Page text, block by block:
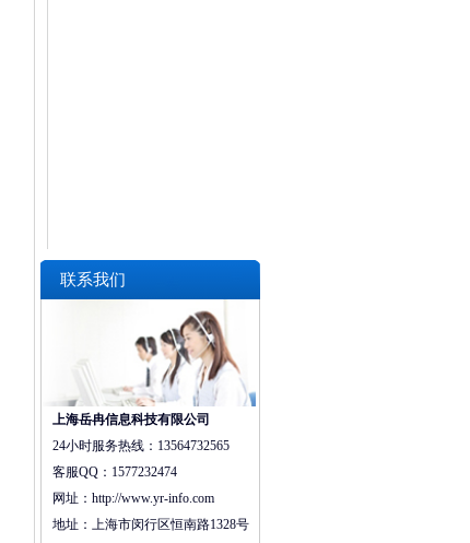
联系我们
上海岳冉信息科技有限公司
24小时服务热线： 13564732565
客服QQ： 1577232474
网址：http://www.yr-info.com
地址：
上海市闵行区恒南路1328号